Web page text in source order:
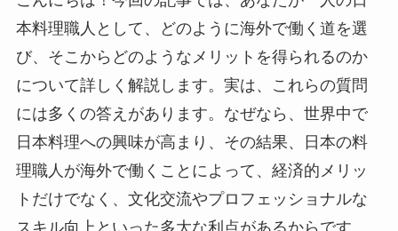
本料理職人として、どのように海外で働く道を選
び、そこからどのようなメリットを得られるのか
について詳しく解説します。実は、これらの質問
には多くの答えがあります。なぜなら、世界中で
日本料理への興味が高まり、その結果、日本の料
理職人が海外で働くことによって、経済的メリッ
トだけでなく、文化交流やプロフェッショナルな
スキル向上といった多大な利点があるからです。